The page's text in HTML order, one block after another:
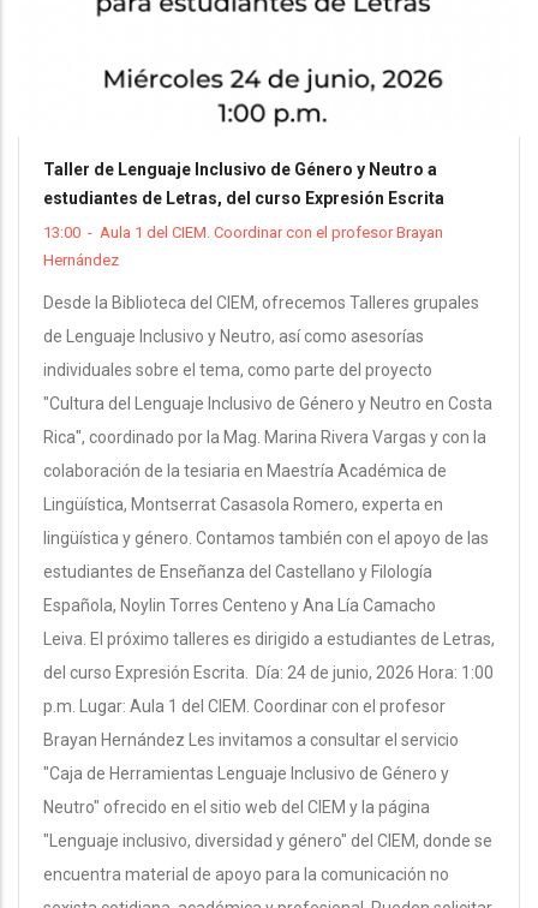
Taller de Lenguaje Inclusivo de Género y Neutro a
estudiantes de Letras, del curso Expresión Escrita
13:00 - Aula 1 del CIEM. Coordinar con el profesor Brayan
Hernández
Desde la Biblioteca del CIEM, ofrecemos Talleres grupales
de Lenguaje Inclusivo y Neutro, así como asesorías
individuales sobre el tema, como parte del proyecto
"Cultura del Lenguaje Inclusivo de Género y Neutro en Costa
Rica", coordinado por la Mag. Marina Rivera Vargas y con la
colaboración de la tesiaria en Maestría Académica de
Lingüística, Montserrat Casasola Romero, experta en
lingüística y género. Contamos también con el apoyo de las
estudiantes de Enseñanza del Castellano y Filología
Española, Noylin Torres Centeno y Ana Lía Camacho
Leiva. El próximo talleres es dirigido a estudiantes de Letras,
del curso Expresión Escrita. Día: 24 de junio, 2026 Hora: 1:00
p.m. Lugar: Aula 1 del CIEM. Coordinar con el profesor
Brayan Hernández Les invitamos a consultar el servicio
"Caja de Herramientas Lenguaje Inclusivo de Género y
Neutro" ofrecido en el sitio web del CIEM y la página
"Lenguaje inclusivo, diversidad y género" del CIEM, donde se
encuentra material de apoyo para la comunicación no